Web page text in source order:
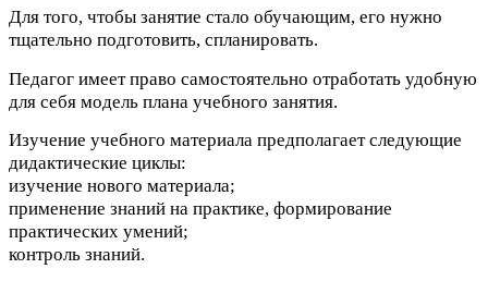
Для того, чтобы занятие стало обучающим, его нужно
тщательно подготовить, спланировать.
Педагог имеет право самостоятельно отработать удобную
для себя модель плана учебного занятия.
Изучение учебного материала предполагает следующие
дидактические циклы:
изучение нового материала;
применение знаний на практике, формирование
практических умений;
контроль знаний.